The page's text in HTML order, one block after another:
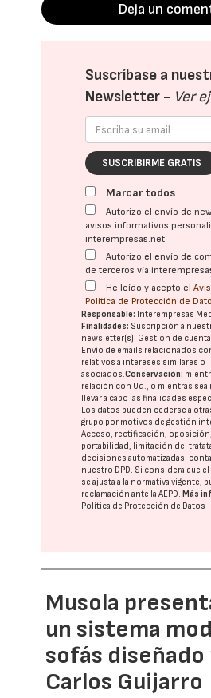
Deja un
Suscríbase a
Newsletter - Ver
SUSCRIBIRME GRATIS
Marcar todos
Autorizo el envío de
avisos informativos
interempresas.net
Autorizo el envío de
de terceros vía
He leído y acepto el
Política de Protección de
Responsable: Interempresas
Finalidades: Suscripción a
newsletter(s). Gestión de
Envío de emails relacionados
relativos a intereses similares o
asociados.Conservación:
relación con Ud., o mientras sea
llevar a cabo las finalidades
Los datos pueden cederse a
grupo por motivos de gestión
Acceso, rectificación,
portabilidad, limitación del
decisiones automatizadas:
nuestro DPD. Si considera que
se ajusta a la normativa vigente,
reclamación ante laAEPD. Más
Política de Protección de Datos
Musola
un sistema
sofás diseñado
Carlos Guijarro